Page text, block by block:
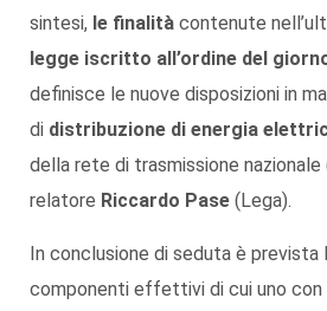
sintesi, le finalità contenute
legge iscritto all’ordine del
definisce le nuove disposizioni in
di distribuzione di energia
della rete di trasmissione nazionale
relatore Riccardo Pase (Lega).
In conclusione di seduta è prevista
componenti effettivi di cui uno con